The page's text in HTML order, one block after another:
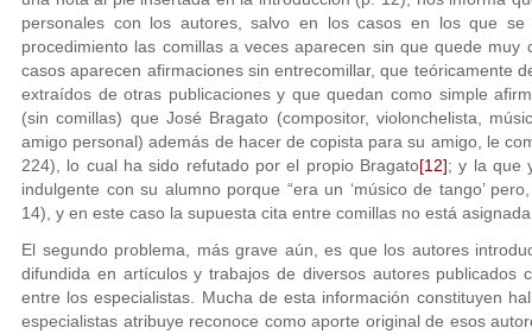
personales con los autores, salvo en los casos en los que se
procedimiento las comillas a veces aparecen sin que quede
casos aparecen afirmaciones sin entrecomillar, que teóricamente
extraídos de otras publicaciones y que quedan como simple
(sin comillas) que José Bragato (compositor, violonchelista,
amigo personal) además de hacer de copista para su amigo, le
224), lo cual ha sido refutado por el propio Bragato[12]; y la que
indulgente con su alumno porque “era un ‘músico de tango’
14), y en este caso la supuesta cita entre comillas no está
El segundo problema, más grave aún, es que los autores
difundida en artículos y trabajos de diversos autores publicados
entre los especialistas. Mucha de esta información constituyen
especialistas atribuye reconoce como aporte original de esos